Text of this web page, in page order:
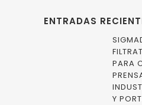
ENTRADAS
PARA
Y